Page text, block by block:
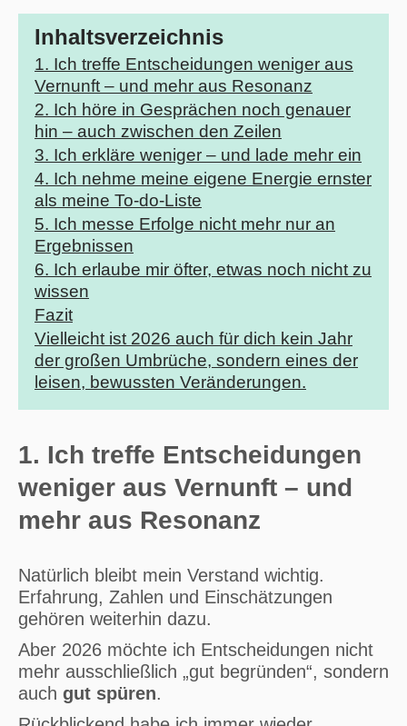
Inhaltsverzeichnis
1. Ich treffe Entscheidungen weniger aus
Vernunft – und mehr aus Resonanz
2. Ich höre in Gesprächen noch genauer
hin – auch zwischen den Zeilen
3. Ich erkläre weniger – und lade mehr ein
4. Ich nehme meine eigene Energie ernster
als meine To-do-Liste
5. Ich messe Erfolge nicht mehr nur an
Ergebnissen
6. Ich erlaube mir öfter, etwas noch nicht zu
wissen
Fazit
Vielleicht ist 2026 auch für dich kein Jahr
der großen Umbrüche, sondern eines der
leisen, bewussten Veränderungen.
1. Ich treffe Entscheidungen
weniger aus Vernunft – und
mehr aus Resonanz
Natürlich bleibt mein Verstand wichtig.
Erfahrung, Zahlen und Einschätzungen
gehören weiterhin dazu.
Aber 2026 möchte ich Entscheidungen nicht
mehr ausschließlich „gut begründen“, sondern
auch gut spüren.